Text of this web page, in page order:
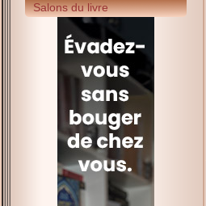
Salons du livre